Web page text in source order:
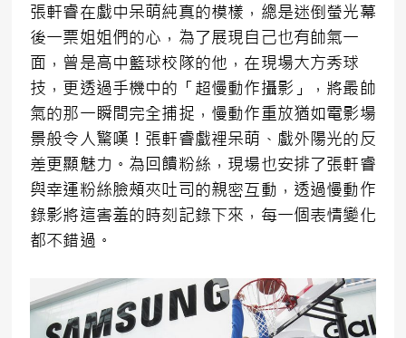
張軒睿在戲中呆萌純真的模樣，總是迷倒螢光幕
後一票姐姐們的心，為了展現自己也有帥氣一
面，曾是高中籃球校隊的他，在現場大方秀球
技，更透過手機中的「超慢動作攝影」，將最帥
氣的那一瞬間完全捕捉，慢動作重放猶如電影場
景般令人驚嘆！張軒睿戲裡呆萌、戲外陽光的反
差更顯魅力。為回饋粉絲，現場也安排了張軒睿
與幸運粉絲臉頰夾吐司的親密互動，透過慢動作
錄影將這害羞的時刻記錄下來，每一個表情變化
都不錯過。